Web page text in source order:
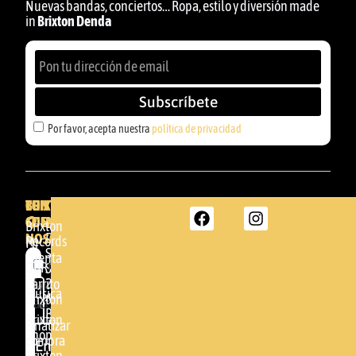
Nuevas bandas, conciertos… Ropa, estilo y diversión made
in Brixton Denda
Por favor, acepta nuestra política de privacidad
Subscríbete
BRIXTON
DENDA -
SHOP
Somera
24
48005 -
BILBAO
(+34)
BRIXTON
Brixton
Records
GBR
Música
Brixton
Shop
TU
CUENTA
Mi
cuenta
Carrito
Brixton
Finalizar
compra
CONTACTA
CON
NOSOTROS
Por
favor,
acepta
nuestra
política de
Enviar